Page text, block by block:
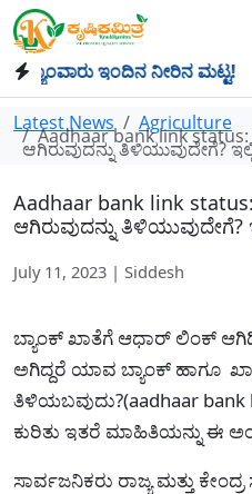
ಇಂದಿನ ನೀರಿನ ಮಟ್ಟ!
Latest News Agriculture
Aadhaar bank link
ಆಗಿರುವುದನ್ನು ತಿಳಿಯುವುದೇಗೆ?
Aadhaar bank link
ಆಗಿರುವುದನ್ನು ತಿಳಿಯುವುದೇಗೆ?
July 11, 2023 | Siddesh
ಬ್ಯಾಂಕ್ ಖಾತೆಗೆ ಆಧಾರ್ ಲಿಂಕ್
ಅಗಿದ್ದರೆ ಯಾವ ಬ್ಯಾಂಕ್ ಹಾಗೂ
ತಿಳಿಯಬವುದು?(aadhaar
ಕುರಿತು ಇತರೆ ಮಾಹಿತಿಯನ್ನು ಈ
ಸಾರ್ವಜನಿಕರು ರಾಜ್ಯ ಮತ್ತು